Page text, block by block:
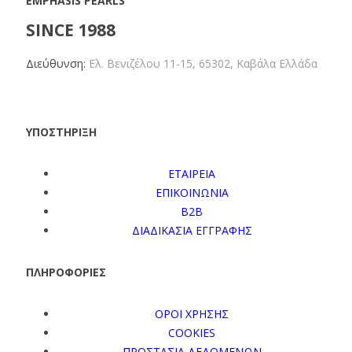
SINCE 1988
Διεύθυνση: Ελ. Βενιζέλου 11-15, 65302, Καβάλα Ελλάδα
ΥΠΟΣΤΗΡΙΞΗ
ΕΤΑΙΡΕΙΑ
ΕΠΙΚΟΙΝΩΝΙΑ
B2B
ΔΙΑΔΙΚΑΣΙΑ ΕΓΓΡΑΦΗΣ
ΠΛΗΡΟΦΟΡΙΕΣ
ΟΡΟΙ ΧΡΗΣΗΣ
COOKIES